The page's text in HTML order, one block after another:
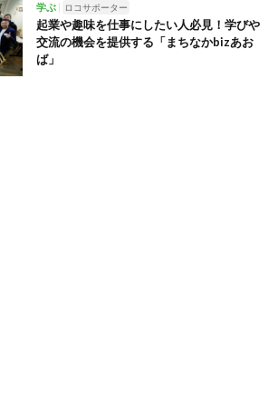
学ぶ ロコサポーター
起業や趣味を仕事にしたい人必見！学びや
交流の機会を提供する「まちなかbizあお
ば」